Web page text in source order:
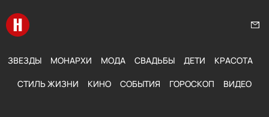
Перейти на главную
ЗВЕЗДЫ МОНАРХИ МОДА СВАДЬБЫ ДЕТИ КРАСОТА
СТИЛЬ ЖИЗНИ КИНО СОБЫТИЯ ГОРОСКОП ВИДЕО